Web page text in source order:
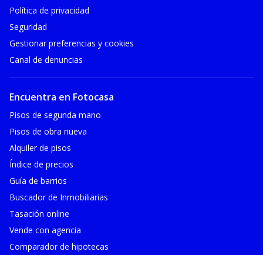
Política de privacidad
Seguridad
Gestionar preferencias y cookies
Canal de denuncias
Encuentra en Fotocasa
Pisos de segunda mano
Pisos de obra nueva
Alquiler de pisos
Índice de precios
Guía de barrios
Buscador de Inmobiliarias
Tasación online
Vende con agencia
Comparador de hipotecas